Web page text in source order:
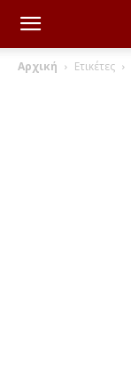
Αρχική Ετικέτες